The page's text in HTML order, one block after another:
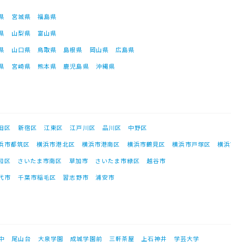
宮城県
福島県
山梨県
富山県
山口県 鳥取県 島根県 岡山県
広島県
宮崎県 熊本県 鹿児島県 沖縄県
区 新宿区 江東区 江戸川区 品川区
中野区
市都筑区 横浜市港北区 横浜市港南区 横浜市鶴見区 横浜市戸塚区
横
区 さいたま市南区 草加市 さいたま市緑区
越谷市
市 千葉市稲毛区 習志野市 浦安市
尾山台 大泉学園 成城学園前 三軒茶屋 上石神井
学芸大学